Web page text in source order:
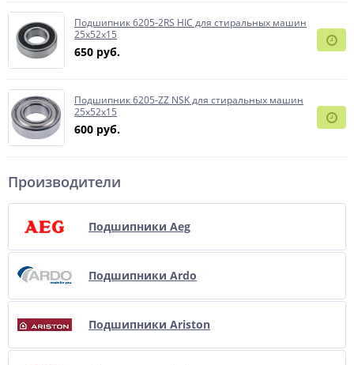
Подшипник 6205-2RS HIC для стиральных машин
25x52x15
650 руб.
Подшипник 6205-ZZ NSK для стиральных машин
25x52x15
600 руб.
Производители
Подшипники Aeg
Подшипники Ardo
Подшипники Ariston